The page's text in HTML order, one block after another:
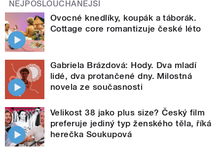
NEJPOSLOUCHANĚJŠÍ
Ovocné knedlíky, koupák a táborák.
Cottage core romantizuje české léto
Gabriela Brázdová: Hody. Dva mladí
lidé, dva protančené dny. Milostná
novela ze současnosti
Velikost 38 jako plus size? Český film
preferuje jediný typ ženského těla, říká
herečka Soukupová